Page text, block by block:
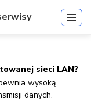
sieci LAN?
wysoką
danych.